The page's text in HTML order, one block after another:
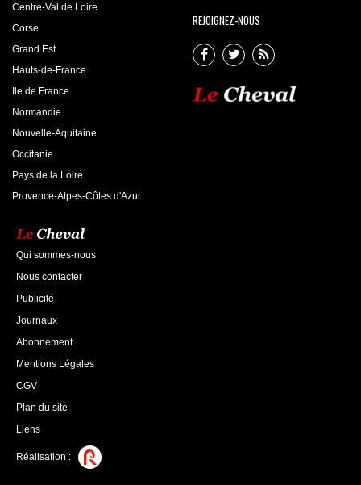
Centre-Val de Loire
Corse
Grand Est
Hauts-de-France
Ile de France
Normandie
Nouvelle-Aquitaine
Occitanie
Pays de la Loire
Provence-Alpes-Côtes d'Azur
REJOIGNEZ-NOUS
Qui sommes-nous
Nous contacter
Publicité
Journaux
Abonnement
Mentions Légales
CGV
Plan du site
Liens
Réalisation :